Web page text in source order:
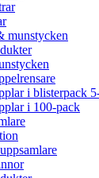
munstycken
i blisterpack
i 100-pack